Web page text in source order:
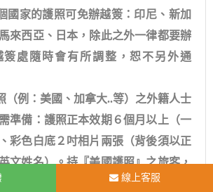
國家的護照可免辦越簽：印尼、新加
來西亞、日本，除此之外一律都要辦
簽處隨時會有所調整，恕不另外通
（例：美國、加拿大..等）之外籍人士
準備：護照正本效期６個月以上（一
彩色白底２吋相片兩張（背後須以正
文姓名）。持『美國護照』之旅客，
事處公告，若需在台辦理越南入境簽
線上客服